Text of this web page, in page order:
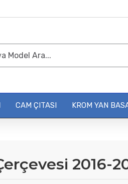
CAM ÇITASI KROM YAN
2016-